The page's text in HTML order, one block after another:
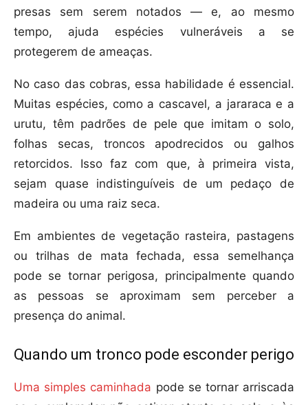
presas sem serem notados — e, ao mesmo
tempo, ajuda espécies vulneráveis a se
protegerem de ameaças.
No caso das cobras, essa habilidade é essencial.
Muitas espécies, como a cascavel, a jararaca e a
urutu, têm padrões de pele que imitam o solo,
folhas secas, troncos apodrecidos ou galhos
retorcidos. Isso faz com que, à primeira vista,
sejam quase indistinguíveis de um pedaço de
madeira ou uma raiz seca.
Em ambientes de vegetação rasteira, pastagens
ou trilhas de mata fechada, essa semelhança
pode se tornar perigosa, principalmente quando
as pessoas se aproximam sem perceber a
presença do animal.
Quando um tronco pode esconder perigo
Uma simples caminhada pode se tornar arriscada